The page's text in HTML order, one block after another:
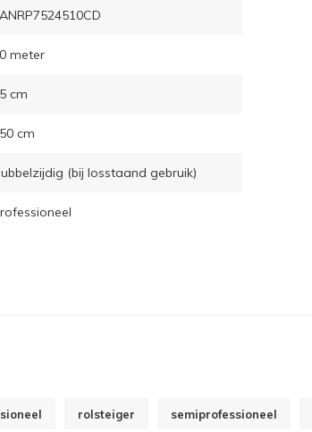
meter
cm
cm
(bij losstaand gebruik)
rolsteiger semiprofessioneel